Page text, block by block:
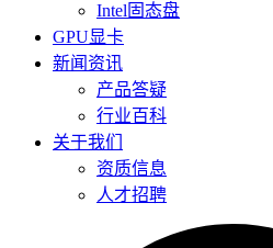
Intel固态盘
GPU显卡
新闻资讯
产品答疑
行业百科
关于我们
资质信息
人才招聘